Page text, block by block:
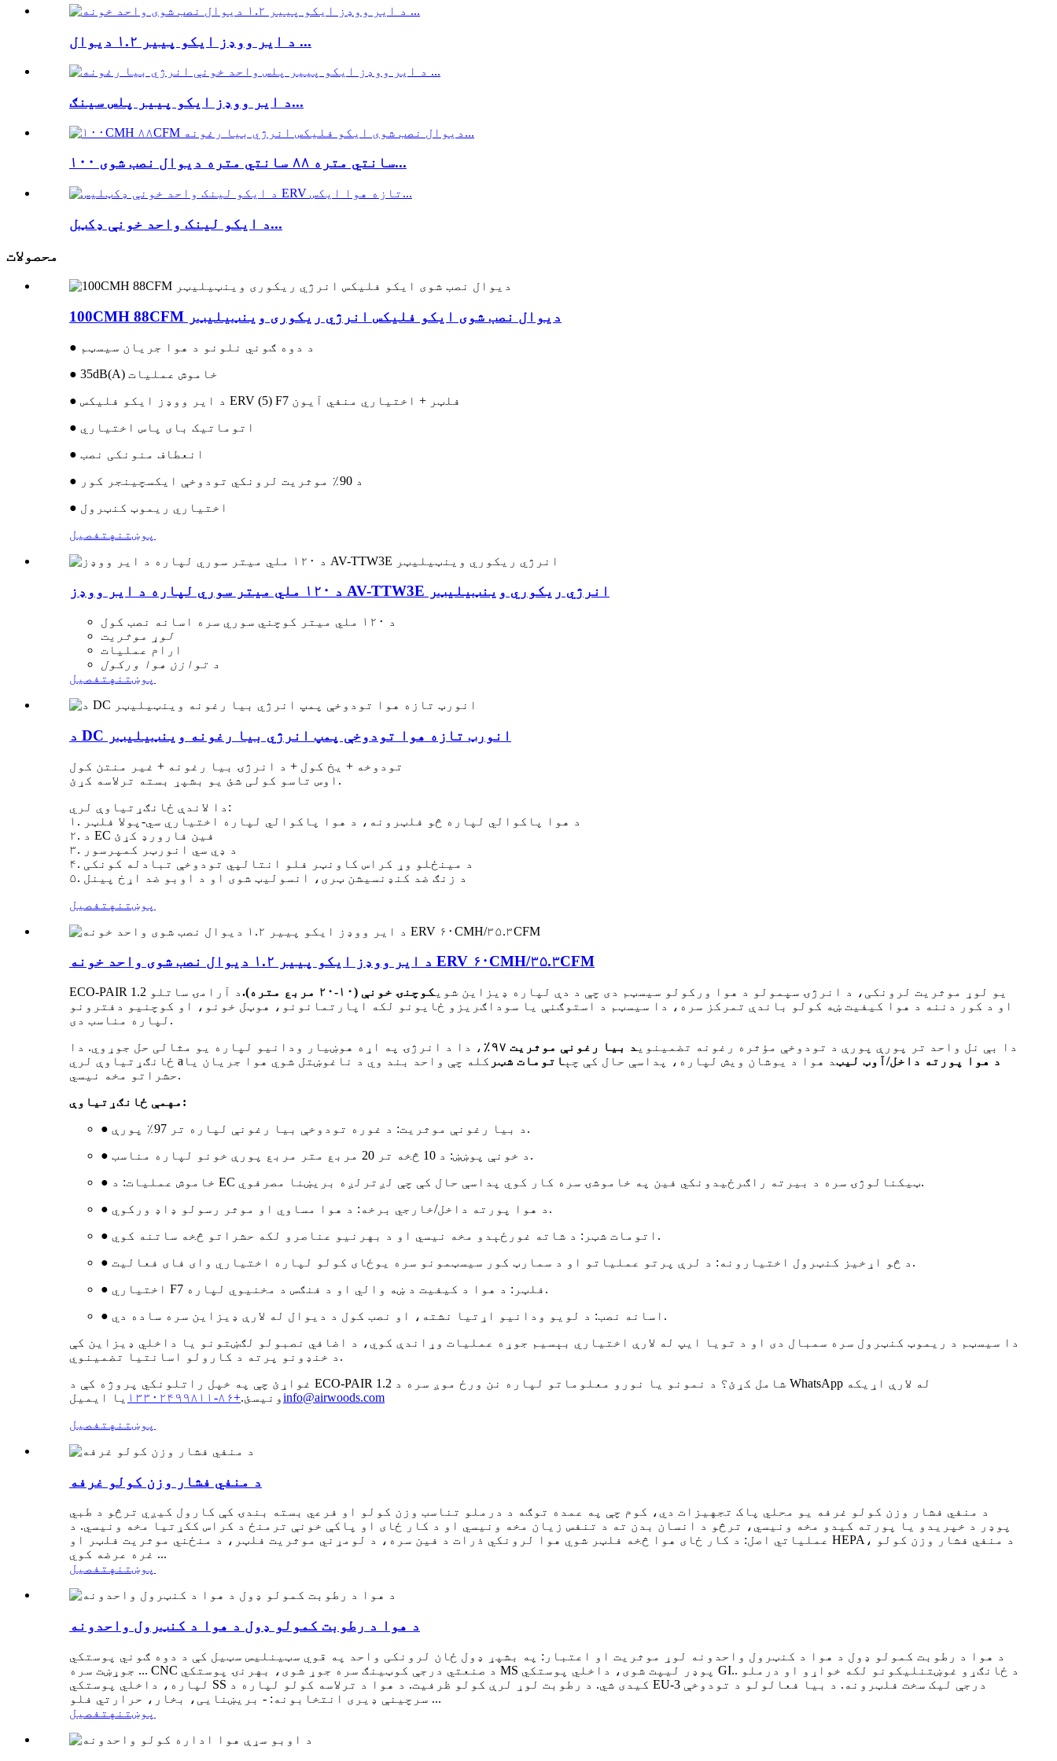
د ایر ووډز ایکو پییر ۱.۲ دیوال ...
د ایر ووډز ایکو پییر پلس سینګ...
۱۰۰ سانتي متره ۸۸ سانتي متره دیوال نصب شوی...
د ایکو لینک واحد خونې ډکټل...
محصولات
100CMH 88CFM دیوال نصب شوی ایکو فلیکس انرژي ریکوری وینټیلیټر
● د دوه ګوني نلونو د هوا جریان سیسټم
● 35dB(A) خاموش عملیات
● د ایر ووډز ایکو فلیکس ERV (5) F7 فلټر + اختیاري منفي آیون
● اتوماتیک بای پاس اختیاري
● انعطاف منونکی نصب
● د 90٪ موثریت لرونکي تودوخې ایکسچینجر کور
● اختیاري ریموټ کنټرول
پوښتنه تفصیل
د ۱۲۰ ملي میتر سوري لپاره د ایر ووډز AV-TTW3E انرژي ریکوري وینټیلیټر
د ۱۲۰ ملي میتر کوچني سوري سره اسانه نصب کول
لوړ موثریت
ارام عملیات
د توازن هوا ورکول
پوښتنه تفصیل
د DC انورټ تازه هوا تودوخې پمپ انرژي بیا رغونه وینټیلیټر
تودوخه + یخ کول + د انرژۍ بیا رغونه + غیر منتن کول
اوس تاسو کولی شئ یو بشپړ بسته ترلاسه کړئ.
دا لاندې ځانګړتیاوې لري:
۱. د هوا پاکوالي لپاره څو فلټرونه، د هوا پاکوالي لپاره اختیاري سي-پولا فلټر
۲. د EC فین فارورډ کړئ
۳. د ډي سي انورټر کمپرسور
۴. د مینځلو وړ کراس کاونټر فلو انتالپي تودوخې تبادله کونکی
۵. د زنګ ضد کنډنسیشن ټری، انسولیټ شوی او د اوبو ضد اړخ پینل
پوښتنه تفصیل
د ایر ووډز ایکو پییر ۱.۲ دیوال نصب شوی واحد خونه ERV ۶۰CMH/۳۵.۳CFM
ECO-PAIR 1.2 یو لوړ موثریت لرونکی، د انرژۍ سپمولو د هوا ورکولو سیسټم دی چې د دې لپاره ډیزاین شوی کوچنۍ خونې (۱۰-۲۰ مربع متره).
د آرامۍ ساتلو
او د کور دننه د هوا کیفیت ښه کولو باندې تمرکز سره، دا سیسټم د استوګنې یا سوداګریزو ځایونو لکه اپارتمانونو، هوټل خونو، او کوچنیو دفترونو
لپاره مناسب دی.
دا بې نل واحد تر پورې پورې د تودوخې مؤثره رغونه تضمینوي د بیا رغونې موثریت ۹۷٪
، دا د انرژۍ په اړه هوښیار ودانیو لپاره یو مثالی حل جوړوي. دا
ځانګړتیاوې لري a
د هوا پورته داخل/آوټ لیټد هوا د یوشان ویش لپاره، پداسې حال کې چې اتومات شټر کله چې واحد بند وي د ناغوښتل شوي هوا جریان یا
حشراتو مخه نیسي.
مهمې ځانګړتیاوې:
● د بیا رغونې موثریت: د غوره تودوخې بیا رغونې لپاره تر 97٪ پورې.
● د خونې پوښښ: د 10 څخه تر 20 مربع متر مربع پورې خونو لپاره مناسب.
● خاموش عملیات: د EC ټیکنالوژۍ سره د بیرته راګرځیدونکي فین په خاموشۍ سره کار کوي پداسې حال کې چې لږترلږه بریښنا مصرفوي.
● د هوا پورته داخل/خارجي برخه: د هوا مساوي او موثر رسولو ډاډ ورکوي.
● اتومات شټر: د شاته غورځېدو مخه نیسي او د بهرنیو عناصرو لکه حشراتو څخه ساتنه کوي.
● د څو اړخیز کنټرول اختیارونه: د لرې پرتو عملیاتو او د سمارټ کور سیسټمونو سره یوځای کولو لپاره اختیاري وای فای فعالیت.
● اختیاري F7 فلټر: د هوا د کیفیت د ښه والي او د فنګس د مخنیوي لپاره.
● اسانه نصب: د لویو ودانیو اړتیا نشته، او نصب کول د دیوال له لارې ډیزاین سره ساده دي.
دا سیسټم د ریموټ کنټرول سره سمبال دی او د تویا ایپ له لارې اختیاري بېسیم جوړه عملیات وړاندې کوي، د اضافي نصبولو لګښتونو یا داخلي ډیزاین کې
د خنډونو پرته د کارولو اسانتیا تضمینوي.
غواړئ چې په خپل راتلونکي پروژه کې د ECO-PAIR 1.2 شامل کړئ؟ د نمونو یا نورو معلوماتو لپاره نن ورځ موږ سره د WhatsApp له لارې اړیکه
ونیسئ.+۸۶-۱۳۳۰۲۴۹۹۸۱۱ یا ایمیل
info@airwoods.com
پوښتنه تفصیل
د منفي فشار وزن کولو غرفه
د منفي فشار وزن کولو غرفه یو محلي پاک تجهیزات دي، کوم چې په عمده توګه د درملو تناسب وزن کولو او فرعي بسته بندۍ کې کارول کیږي ترڅو د طبي
پوډر د خپریدو یا پورته کیدو مخه ونیسي، ترڅو د انسان بدن ته د تنفس زیان مخه ونیسي او د کار ځای او پاکې خونې ترمنځ د کراس ککړتیا مخه ونیسي. د
عملیاتي اصل: د کار ځای هوا څخه فلټر شوي هوا لرونکي ذرات د فین سره، د لومړني موثریت فلټر، د منځني موثریت فلټر او HEPA، د منفي فشار وزن کولو
غره عرضه کوي ...
پوښتنهتفصیل
د هوا د رطوبت کمولو ډول د هوا د کنټرول واحدونه
د هوا د رطوبت کمولو ډول د هوا د کنټرول واحدونه لوړ موثریت او اعتبار: په بشپړ ډول ځان لرونکی واحد په قوي سټینلیس سټیل کې د دوه ګوني پوستکي
جوړښت سره ... CNC د صنعتي درجې کوټینګ سره جوړ شوی، بهرنۍ پوستکي MS پوډر لیپت شوی، داخلي پوستکي GI.. د ځانګړو غوښتنلیکونو لکه خواړو او درملو
لپاره، داخلي پوستکي SS کیدی شي. د رطوبت لوړ لرې کولو ظرفیت. د هوا د ترلاسه کولو لپاره د EU-3 درجې لیک سخت فلټرونه. د بیا فعالولو د تودوخې
سرچینې ډیری انتخابونه: - بریښنایی، بخار، حرارتي فلو ...
پوښتنه تفصیل